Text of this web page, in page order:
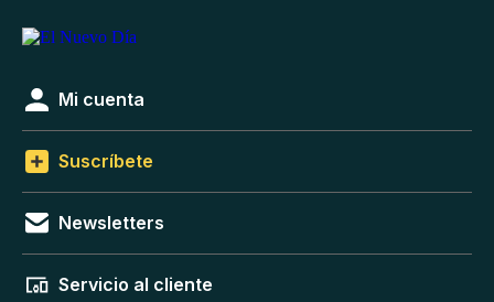
Mi cuenta
Suscríbete
Newsletters
Servicio al cliente